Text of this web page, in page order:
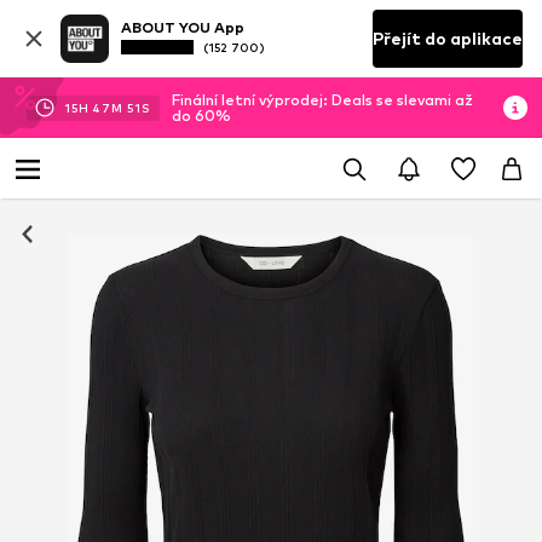
ABOUT YOU App
(152 700) Přejít do aplikace
15H 47M 51 S
Finální letní výprodej: Deals se slevami až
do 60%